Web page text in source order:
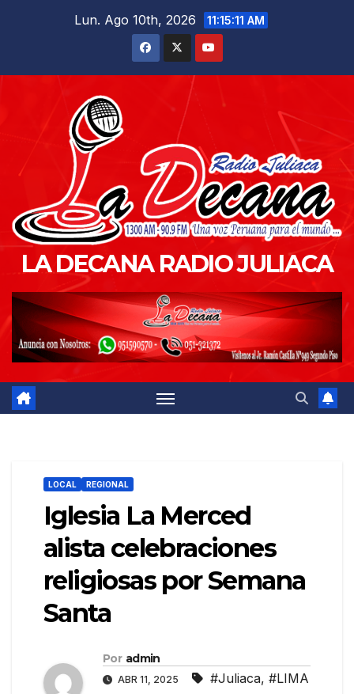
Lun. Ago 10th, 2026 11:15:12 AM
LA DECANA RADIO JULIACA
LOCAL REGIONAL
Iglesia La Merced
alista celebraciones
religiosas por Semana
Santa
Por admin
ABR 11, 2025 #Juliaca, #LIMA